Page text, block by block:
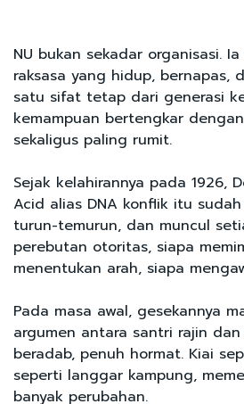
NU bukan sekadar organisasi.
raksasa yang hidup, bernapas,
satu sifat tetap dari generasi
kemampuan bertengkar
sekaligus paling rumit.
Sejak kelahirannya pada 1926,
Acid alias DNA konflik itu
turun-temurun, dan muncul
perebutan otoritas, siapa
menentukan arah, siapa
Pada masa awal, gesekannya
argumen antara santri rajin
beradab, penuh hormat. Kiai
seperti langgar kampung,
banyak perubahan.